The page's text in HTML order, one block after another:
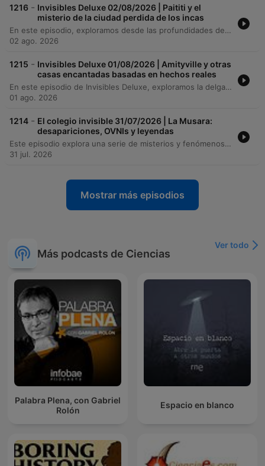
1216 - Invisibles Deluxe 02/08/2026 | Paititi y el
misterio de la ciudad perdida de los incas
En este episodio, exploramos desde las profundidades de la selva amazónica hasta los misterios urbanos de Europa. Iniciamos con una entrevista al explorador Diego Cortijo sobre sus expediciones en Madre de Dios, la búsqueda del mito de Paititi y hallazgos arqueológicos como los petroglifos de Pusharo. Posteriormente, analizamos la ciencia y el simbolismo de las pesadillas junto al autor Enrique Ramos, abordando desde la parálisis del sueño hasta su presencia en el reino animal. El viaje concluye con el descubrimiento de la 'chincana' en Cusco y un recorrido por los secretos históricos, leyendas religiosas y misterios de Nápoles.
02 ago. 2026
1215 - Invisibles Deluxe 01/08/2026 | Amityville y otras
casas encantadas basadas en hechos reales
En este episodio de Invisibles Deluxe, exploramos la delgada línea entre la realidad y el mito. Desde el misterio del 'monstruo de las cloacas de Sabadell' hasta las leyendas urbanas que perduran en nuestra memoria, analizamos cómo los hallazgos científicos y las interpretaciones erróneas moldean nuestra percepción del mundo. El viaje continúa a través de las expediciones de Josep María Palau por la Amazonía, revelando descubrimientos arqueológicos y civilizaciones perdidas, para luego transitar entre el terror de las casas malditas en el cine y las fascinantes conexiones entre la música y el fenómeno ovni.
01 ago. 2026
1214 - El colegio invisible 31/07/2026 | La Musara:
desapariciones, OVNIs y leyendas
Este episodio explora una serie de misterios y fenómenos paranormales que conectan España y Colombia. Desde las leyendas de brujas, dimensiones paralelas y anomalías temporales en el pueblo abandonado de La Musara (Tarragona), hasta casos de desapariciones inexplicables como la del niño pintor de Málaga o encuentros con objetos voladores en Montserrat. La narrativa se traslada al Salto de Tequendama en Colombia, analizando su trágica historia de suicidios, leyendas de sacrificios indígenas y la presencia de presencias espirituales. El recorrido concluye examinando cómo la violencia y el conflicto han moldeado mitos modernos, incluyendo la mitificación de figuras criminales y rituales de supervivencia.
31 jul. 2026
Mostrar más episodios
Más podcasts de Ciencias
Ver todo
Palabra Plena, con Gabriel
Rolón
Espacio en blanco